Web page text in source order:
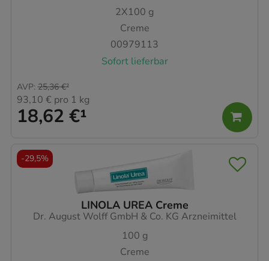
2X100 g
Creme
00979113
Sofort lieferbar
18,62 €¹
AVP: 25,36 €²
93,10 € pro 1 kg
LINOLA UREA Creme
Dr. August Wolff GmbH & Co. KG Arzneimittel
100 g
Creme
-29,5%